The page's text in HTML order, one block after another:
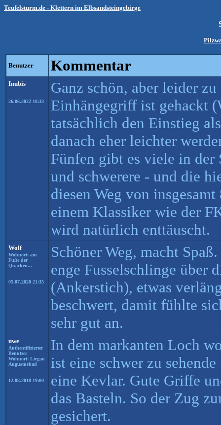
Teufelsturm.de - Klettern im Elbsandsteingebirge
Benutzer Kommentar
Inubis
26.06.2022 18:33
Ganz schön, aber leider
Einhängegriff ist gehackt
tatsächlich den Einstieg
danach eher leichter
Fünfen gibt es viele in der
und schwerere - und die
diesen Weg von
einem Klassiker wie der
wird natürlich enttäuscht.
Wolf
Wohnort: am
Fuße der
Quacken...
05.07.2020 21:35
Schöner Weg, macht
enge Fusselschlinge über
(Ankerstich), etwas
beschwert, damit fühlte
sehr gut an.
uwe
Authentifizierter
Benutzer
Wohnort: Liegau
Augustusbad
12.08.2018 19:00
In dem markanten Loch
ist eine schwer zu
eine Kevlar. Gute Griffe
das Basteln. So der Zug
gesichert.